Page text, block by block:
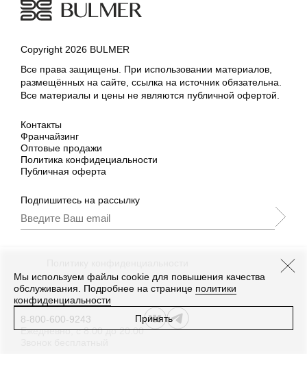
Copyright 2026 BULMER
Все права защищены. При использовании материалов,
размещённых на сайте, ссылка на источник обязательна.
Все материалы и цены не являются публичной офертой.
Контакты
Франчайзинг
Оптовые продажи
Политика конфидециальности
Публичная оферта
Подпишитесь на рассылку
промоакции.
8-800-600-9243
Ежедневно, с 8:00 до 20:00
Мы используем файлы cookie для повышения качества
обслуживания. Подробнее на странице политики
конфиденциальности
Принять